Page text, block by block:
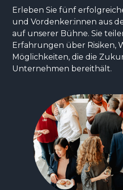
Erleben Sie fünf
und Vordenker:innen aus
auf unserer Bühne. Sie
Erfahrungen über Risiken,
Möglichkeiten, die die
Unternehmen bereithält.